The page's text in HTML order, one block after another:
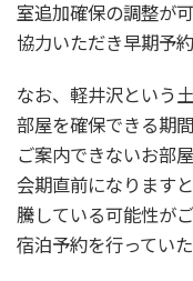
室追加確保の調整が
協力いただき早期予
なお、軽井沢という
部屋を確保できる期
ご案内できないお部
会期直前になります
騰している可能性が
宿泊予約を行ってい